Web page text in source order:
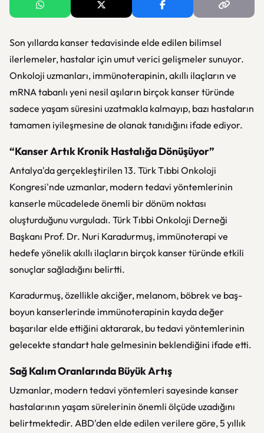
Son yıllarda kanser tedavisinde elde edilen bilimsel
ilerlemeler, hastalar için umut verici gelişmeler sunuyor.
Onkoloji uzmanları, immünoterapinin, akıllı ilaçların ve
mRNA tabanlı yeni nesil aşıların birçok kanser türünde
sadece yaşam süresini uzatmakla kalmayıp, bazı hastaların
tamamen iyileşmesine de olanak tanıdığını ifade ediyor.
“Kanser Artık Kronik Hastalığa Dönüşüyor”
Antalya'da gerçekleştirilen 13. Türk Tıbbi Onkoloji
Kongresi'nde uzmanlar, modern tedavi yöntemlerinin
kanserle mücadelede önemli bir dönüm noktası
oluşturduğunu vurguladı. Türk Tıbbi Onkoloji Derneği
Başkanı Prof. Dr. Nuri Karadurmuş, immünoterapi ve
hedefe yönelik akıllı ilaçların birçok kanser türünde etkili
sonuçlar sağladığını belirtti.
Karadurmuş, özellikle akciğer, melanom, böbrek ve baş-
boyun kanserlerinde immünoterapinin kayda değer
başarılar elde ettiğini aktararak, bu tedavi yöntemlerinin
gelecekte standart hale gelmesinin beklendiğini ifade etti.
Sağ Kalım Oranlarında Büyük Artış
Uzmanlar, modern tedavi yöntemleri sayesinde kanser
hastalarının yaşam sürelerinin önemli ölçüde uzadığını
belirtmektedir. ABD'den elde edilen verilere göre, 5 yıllık